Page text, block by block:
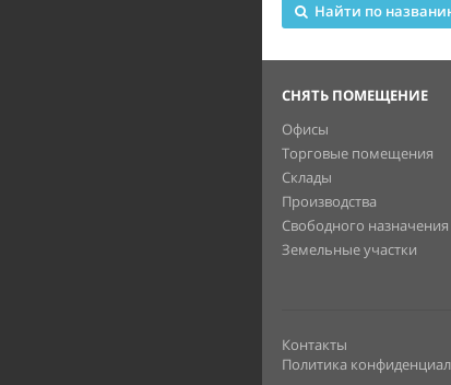
Найти по
СНЯТЬ ПОМЕЩЕНИЕ
Офисы
Торговые помещения
Склады
Производства
Свободного назначения
Земельные участки
Контакты
Политика